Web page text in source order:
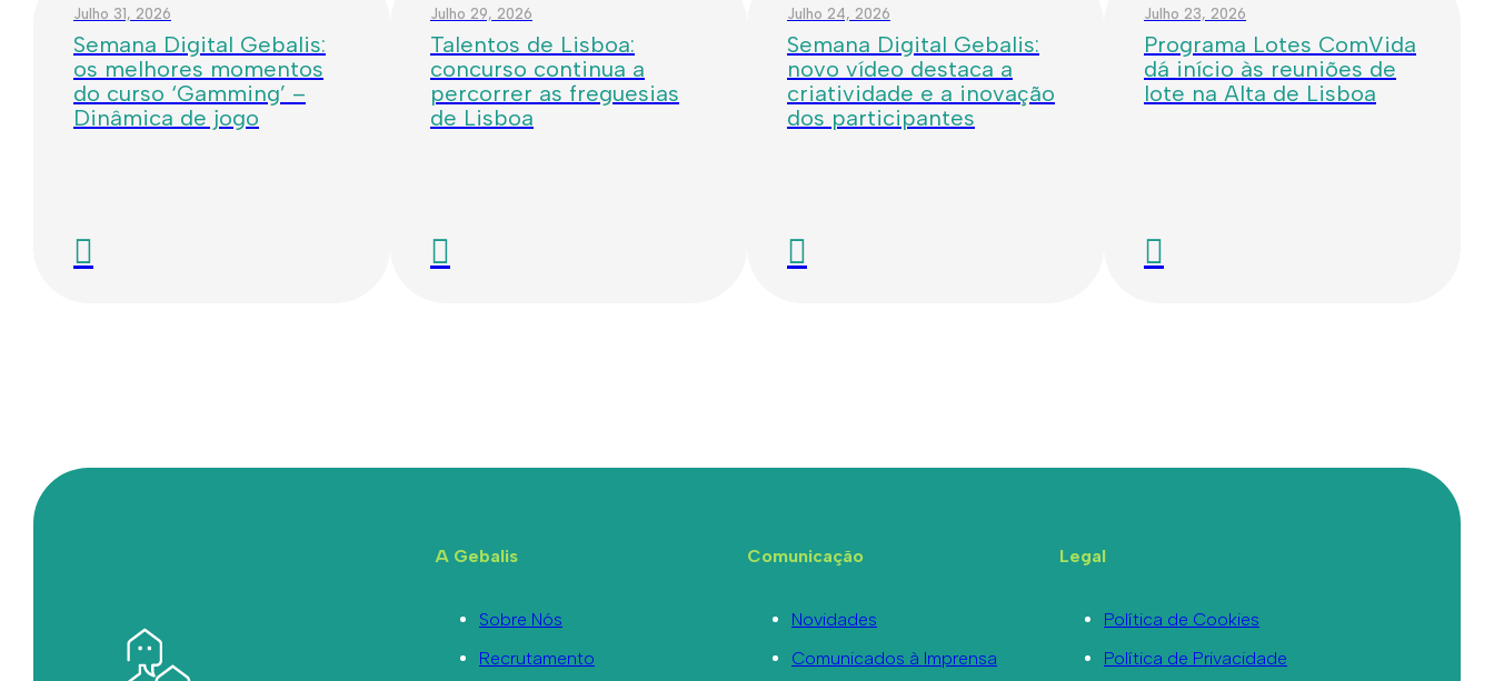
Julho 31, 2026
Semana Digital Gebalis:
os melhores momentos
do curso ‘Gamming’ –
Dinâmica de jogo
Julho 29, 2026
Talentos de Lisboa:
concurso continua a
percorrer as freguesias
de Lisboa
Julho 24, 2026
Semana Digital Gebalis:
novo vídeo destaca a
criatividade e a inovação
dos participantes
Julho 23, 2026
Programa Lotes ComVida
dá início às reuniões de
lote na Alta de Lisboa
A Gebalis
Sobre Nós
Recrutamento
Comunicação
Novidades
Comunicados à Imprensa
Legal
Política de Cookies
Política de Privacidade